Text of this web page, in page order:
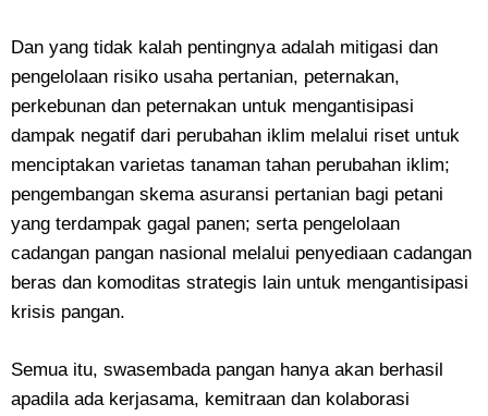
Dan yang tidak kalah pentingnya adalah mitigasi dan
pengelolaan risiko usaha pertanian, peternakan,
perkebunan dan peternakan untuk mengantisipasi
dampak negatif dari perubahan iklim melalui riset untuk
menciptakan varietas tanaman tahan perubahan iklim;
pengembangan skema asuransi pertanian bagi petani
yang terdampak gagal panen; serta pengelolaan
cadangan pangan nasional melalui penyediaan cadangan
beras dan komoditas strategis lain untuk mengantisipasi
krisis pangan.
Semua itu, swasembada pangan hanya akan berhasil
apadila ada kerjasama, kemitraan dan kolaborasi